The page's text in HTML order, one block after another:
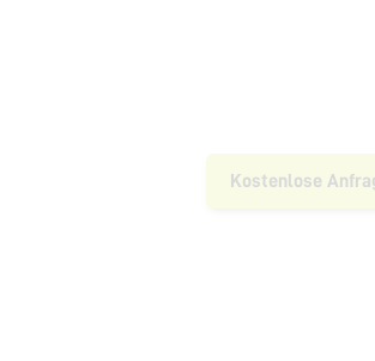
Kostenlose